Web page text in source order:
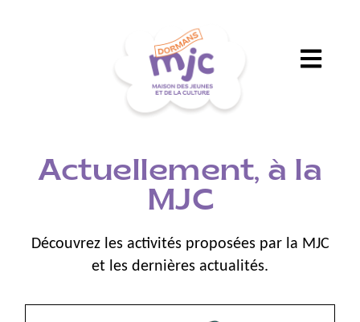
Actuellement, à la
MJC
Découvrez les activités proposées par la MJC
et les dernières actualités.